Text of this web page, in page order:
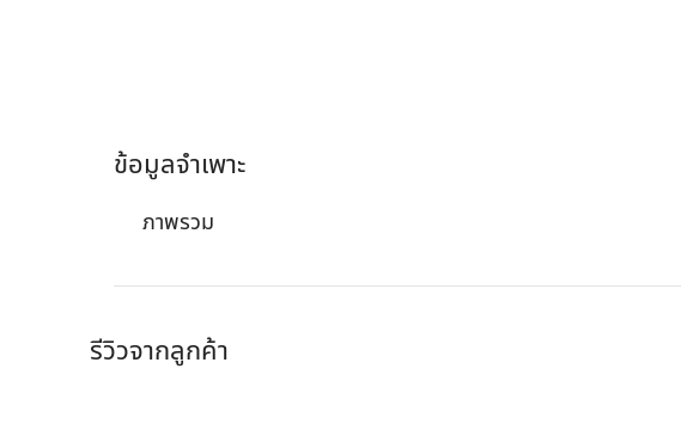
ข้อมูลจำเพาะ
ภาพรวม
รีวิวจากลูกค้า